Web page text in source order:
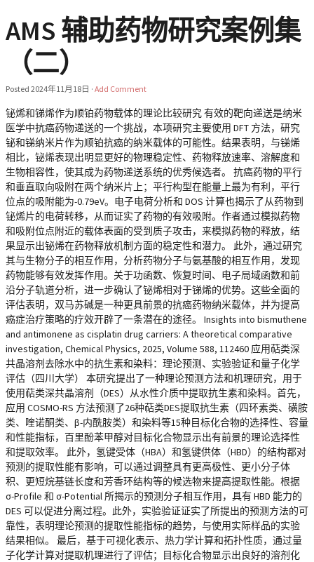
AMS 辅助药物研究案例集
（二）
Posted 2024年11月18日 · Add Comment
铋烯和锑烯作为顺铂药物载体的理论比较研究 有效的靶向递送是纳米
医学中抗癌药物递送的一个挑战，本项研究主要使用 DFT 方法，研究
铋和锑纳米片作为顺铂抗癌的纳米载体的可能性。结果表明，与锑烯
相比，铋烯表现出明显更好的物理稳定性、药物释放速率、溶解度和
生物相容性，使其成为药物递送系统的优秀候选者。 抗癌药物的平行
和垂直取向吸附在两个纳米片上；平行构型在能量上最为有利，平行
位点的吸附能为-0.79eV。电子电荷分析和 DOS 计算也揭示了从药物到
铋烯片的电荷转移，从而证实了药物的有效吸附。作者通过模拟药物
和吸附位点附近的载体表面的受到质子攻击，来模拟药物的释放，结
果显示出铋烯在药物释放机制方面的稳定性和潜力。 此外，通过研究
其与生物分子的相互作用，分析药物分子与氨基酸的相互作用，发现
药物能够有效发挥作用。关于功函数、恢复时间、电子局域函数和前
沿分子轨道分析，进一步确认了铋烯相对于锑烯的优势。这些全面的
评估表明，双马苏碱是一种更具前景的抗癌药物纳米载体，并为提高
癌症治疗策略的疗效开辟了一条潜在的途径。 Insights into bismuthene
and antimonene as cisplatin drug carriers: A theoretical comparative
investigation, Chemical Physics, 2025, Volume 588, 112460 应用萜类深
共晶溶剂去除水中的抗生素和染料：理论预测、实验验证和量子化学
评估（四川大学） 本研究提出了一种理论预测方法和机理研究，用于
使用萜类深共晶溶剂（DES）从水性介质中提取抗生素和染料。首先，
应用 COSMO-RS 方法预测了26种萜类DES提取抗生素（四环素类、磺胺
类、喹诺酮类、β-内酰胺类）和染料等15种目标化合物的选择性、容量
和性能指标，百里酚苯甲醇对目标化合物显示出有前景的理论选择性
和提取效率。 此外，氢键受体（HBA）和氢键供体（HBD）的结构都对
预测的提取性能有影响，可以通过调整具有更高极性、更小分子体
积、更短烷基链长度和芳香环结构等的候选物来提高提取性能。根据
σ-Profile 和 σ-Potential 所揭示的预测分子相互作用，具有 HBD 能力的
DES 可以促进分离过程。此外，实验验证证实了所提出的预测方法的可
靠性，表明理论预测的提取性能指标的趋势，与使用实际样品的实验
结果相似。 最后，基于可视化表示、热力学计算和拓扑性质，通过量
子化学计算对提取机理进行了评估；目标化合物显示出良好的溶剂化